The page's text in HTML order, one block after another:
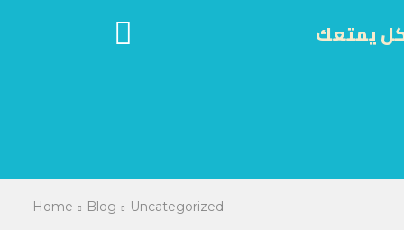
يمتعك
Home Blog Uncategorized